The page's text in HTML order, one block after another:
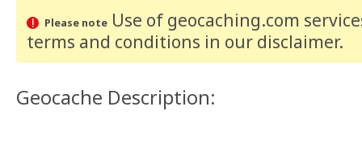
Please noteUse of geocaching.com
terms and conditions in our disclaimer.
Geocache Description: